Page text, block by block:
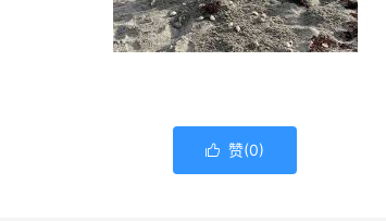
 赞(0)